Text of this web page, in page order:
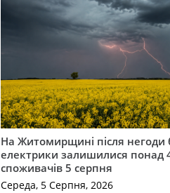
На Житомирщині після негоди
електрики залишилися понад
споживачів 5 серпня
Середа, 5 Серпня, 2026